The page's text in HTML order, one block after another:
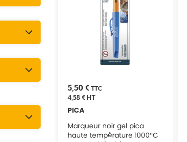
5,50 € TTC
4,58 €HT
PICA
Marqueur noir gel pica
haute température 1000°C